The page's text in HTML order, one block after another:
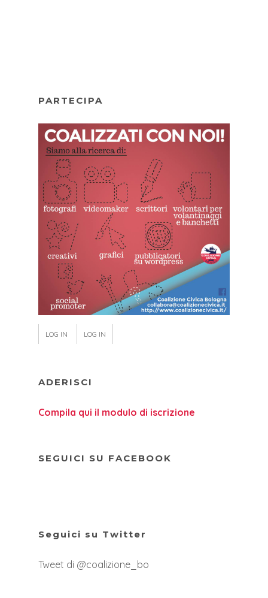
PARTECIPA
LOG IN LOG IN
ADERISCI
Compila qui il modulo di iscrizione
SEGUICI SU FACEBOOK
Seguici su Twitter
Tweet di @coalizione_bo